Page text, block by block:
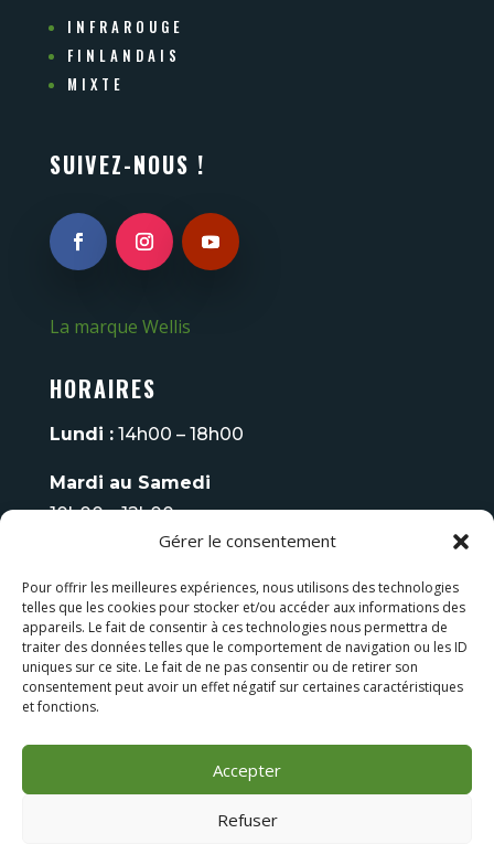
Gérer le consentement
Pour offrir les meilleures expériences, nous utilisons des technologies
telles que les cookies pour stocker et/ou accéder aux informations des
appareils. Le fait de consentir à ces technologies nous permettra de
traiter des données telles que le comportement de navigation ou les ID
uniques sur ce site. Le fait de ne pas consentir ou de retirer son
consentement peut avoir un effet négatif sur certaines caractéristiques
et fonctions.
Accepter
Refuser
INFRAROUGE
FINLANDAIS
MIXTE
SUIVEZ-NOUS !
La marque Wellis
HORAIRES
Lundi :14h00 – 18h00
Mardi au Samedi
10h00 – 12h00
14h00 – 18h00
Fermé le Dimanche
Tel : 06 08 93 70 75
LES FAUTEUILS DE MASSAGE
LES BAINS NORDIQUES